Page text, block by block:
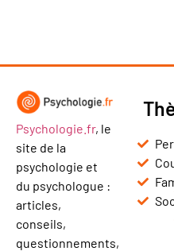
Psychologie.fr, le
site de la
psychologie et
du psychologue :
articles,
conseils,
questionnements,